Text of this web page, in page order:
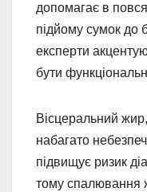
допомагає в
підйому сумок до
експерти
бути
Вісцеральний
набагато
підвищує ризик
тому спалювання